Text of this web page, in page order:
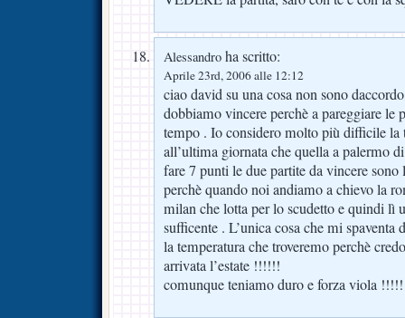
Alessandro ha scritto:
Aprile 23rd, 2006 alle 12:12
ciao david su una cosa non sono
dobbiamo vincere perchè a pareggiare le
tempo . Io considero molto più difficile la
all’ultima giornata che quella a palermo
fare 7 punti le due partite da vincere sono
perchè quando noi andiamo a chievo la
milan che lotta per lo scudetto e quindi lì
sufficente . L’unica cosa che mi spaventa
la temperatura che troveremo perchè
arrivata l’estate !!!!!!
comunque teniamo duro e forza viola